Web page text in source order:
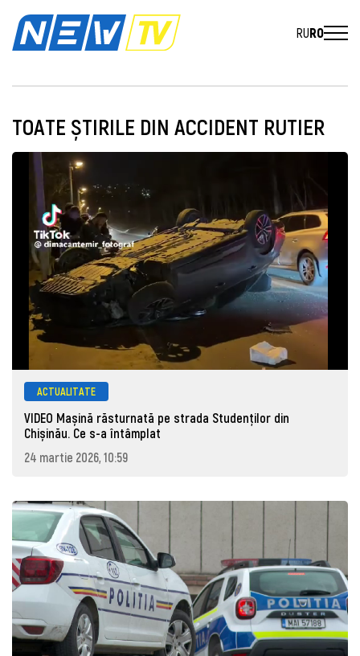
RURO
TOATE ȘTIRILE DIN ACCIDENT RUTIER
ACTUALITATE
VIDEO Mașină răsturnată pe strada Studenților din
Chișinău. Ce s-a întâmplat
24 martie 2026, 10:59